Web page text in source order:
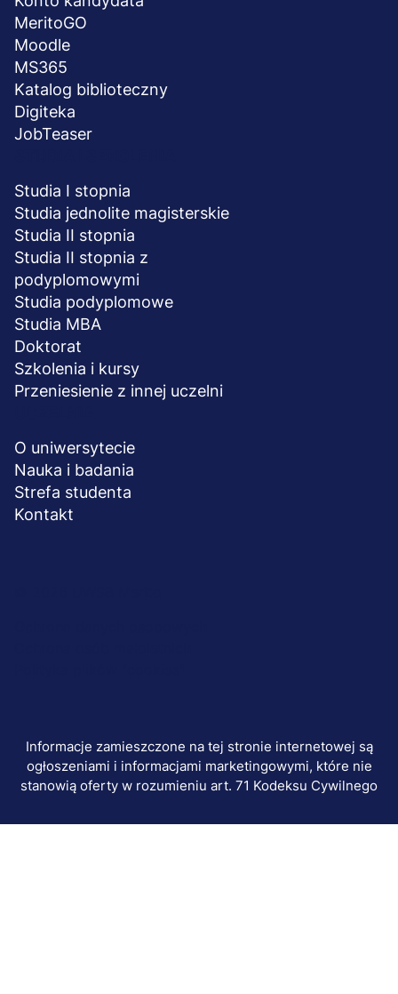
MeritoGO
Moodle
MS365
Katalog biblioteczny
Digiteka
JobTeaser
Studia I stopnia
Studia jednolite magisterskie
Studia II stopnia
Studia II stopnia z
podyplomowymi
Studia podyplomowe
Studia MBA
Doktorat
Szkolenia i kursy
Przeniesienie z innej uczelni
O uniwersytecie
Nauka i badania
Strefa studenta
Kontakt
Informacje zamieszczone na tej stronie internetowej są
ogłoszeniami i informacjami marketingowymi, które nie
stanowią oferty w rozumieniu art. 71 Kodeksu Cywilnego